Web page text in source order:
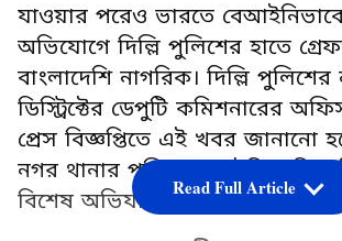
যাওয়ার পরেও ভারতে
অভিযোগে দিল্লি পুলিশের হাতে
বাংলাদেশি নাগরিক। দিল্লি পুলিশের
ডিস্ট্রিক্টের ডেপুটি কমিশনারের
প্রেস বিজ্ঞপ্তিতে এই খবর জানানো
নগর থানার পুলিশ বেআইনি
বিশেষ অভিযানের সময় তাদের
Read Full Article